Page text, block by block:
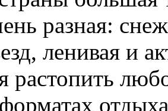
разная:
ленивая и
растопить